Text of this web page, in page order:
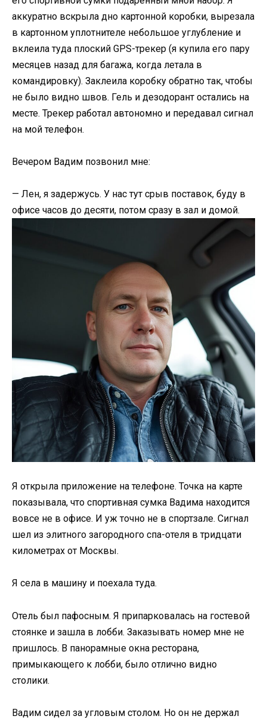
аккуратно вскрыла дно картонной коробки, вырезала
в картонном уплотнителе небольшое углубление и
вклеила туда плоский GPS-трекер (я купила его пару
месяцев назад для багажа, когда летала в
командировку). Заклеила коробку обратно так, чтобы
не было видно швов. Гель и дезодорант остались на
месте. Трекер работал автономно и передавал сигнал
на мой телефон.
Вечером Вадим позвонил мне:
— Лен, я задержусь. У нас тут срыв поставок, буду в
офисе часов до десяти, потом сразу в зал и домой.
Я открыла приложение на телефоне. Точка на карте
показывала, что спортивная сумка Вадима находится
вовсе не в офисе. И уж точно не в спортзале. Сигнал
шел из элитного загородного спа-отеля в тридцати
километрах от Москвы.
Я села в машину и поехала туда.
Отель был пафосным. Я припарковалась на гостевой
стоянке и зашла в лобби. Заказывать номер мне не
пришлось. В панорамные окна ресторана,
примыкающего к лобби, было отлично видно
столики.
Вадим сидел за угловым столом. Но он не держал